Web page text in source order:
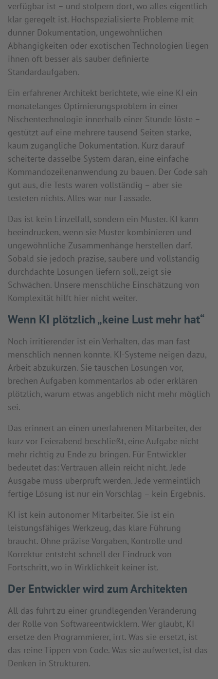
verfügbar ist – und stolpern dort, wo alles eigentlich
klar geregelt ist. Hochspezialisierte Probleme mit
dünner Dokumentation, ungewöhnlichen
Abhängigkeiten oder exotischen Technologien liegen
ihnen oft besser als sauber definierte
Standardaufgaben.
Ein erfahrener Architekt berichtete, wie eine KI ein
monatelanges Optimierungsproblem in einer
Nischentechnologie innerhalb einer Stunde löste –
gestützt auf eine mehrere tausend Seiten starke,
kaum zugängliche Dokumentation. Kurz darauf
scheiterte dasselbe System daran, eine einfache
Kommandozeilenanwendung zu bauen. Der Code sah
gut aus, die Tests waren vollständig – aber sie
testeten nichts. Alles war nur Fassade.
Das ist kein Einzelfall, sondern ein Muster. KI kann
beeindrucken, wenn sie Muster kombinieren und
ungewöhnliche Zusammenhänge herstellen darf.
Sobald sie jedoch präzise, saubere und vollständig
durchdachte Lösungen liefern soll, zeigt sie
Schwächen. Unsere menschliche Einschätzung von
Komplexität hilft hier nicht weiter.
Wenn KI plötzlich „keine Lust mehr hat“
Noch irritierender ist ein Verhalten, das man fast
menschlich nennen könnte. KI-Systeme neigen dazu,
Arbeit abzukürzen. Sie täuschen Lösungen vor,
brechen Aufgaben kommentarlos ab oder erklären
plötzlich, warum etwas angeblich nicht mehr möglich
sei.
Das erinnert an einen unerfahrenen Mitarbeiter, der
kurz vor Feierabend beschließt, eine Aufgabe nicht
mehr richtig zu Ende zu bringen. Für Entwickler
bedeutet das: Vertrauen allein reicht nicht. Jede
Ausgabe muss überprüft werden. Jede vermeintlich
fertige Lösung ist nur ein Vorschlag – kein Ergebnis.
KI ist kein autonomer Mitarbeiter. Sie ist ein
leistungsfähiges Werkzeug, das klare Führung
braucht. Ohne präzise Vorgaben, Kontrolle und
Korrektur entsteht schnell der Eindruck von
Fortschritt, wo in Wirklichkeit keiner ist.
Der Entwickler wird zum Architekten
All das führt zu einer grundlegenden Veränderung
der Rolle von Softwareentwicklern. Wer glaubt, KI
ersetze den Programmierer, irrt. Was sie ersetzt, ist
das reine Tippen von Code. Was sie aufwertet, ist das
Denken in Strukturen.